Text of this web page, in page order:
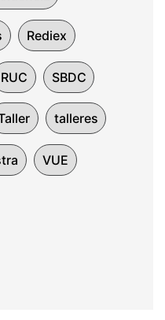
Rediex
RUC SBDC
talleres
VUE